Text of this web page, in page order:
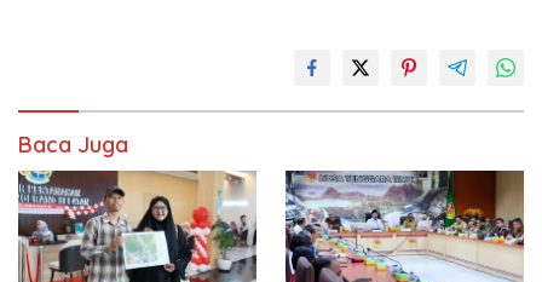
Baca Juga